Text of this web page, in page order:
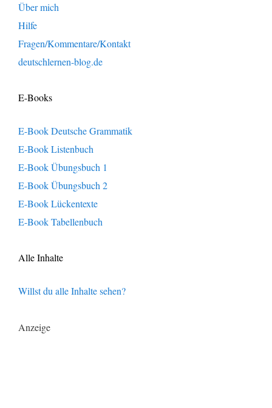
Über mich
Hilfe
Fragen/Kommentare/Kontakt
deutschlernen-blog.de
E-Books
E-Book Deutsche Grammatik
E-Book Listenbuch
E-Book Übungsbuch 1
E-Book Übungsbuch 2
E-Book Lückentexte
E-Book Tabellenbuch
Alle Inhalte
Willst du alle Inhalte sehen?
Anzeige